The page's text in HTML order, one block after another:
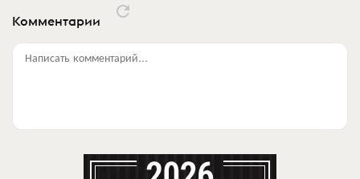
Комментарии
Написать комментарий...